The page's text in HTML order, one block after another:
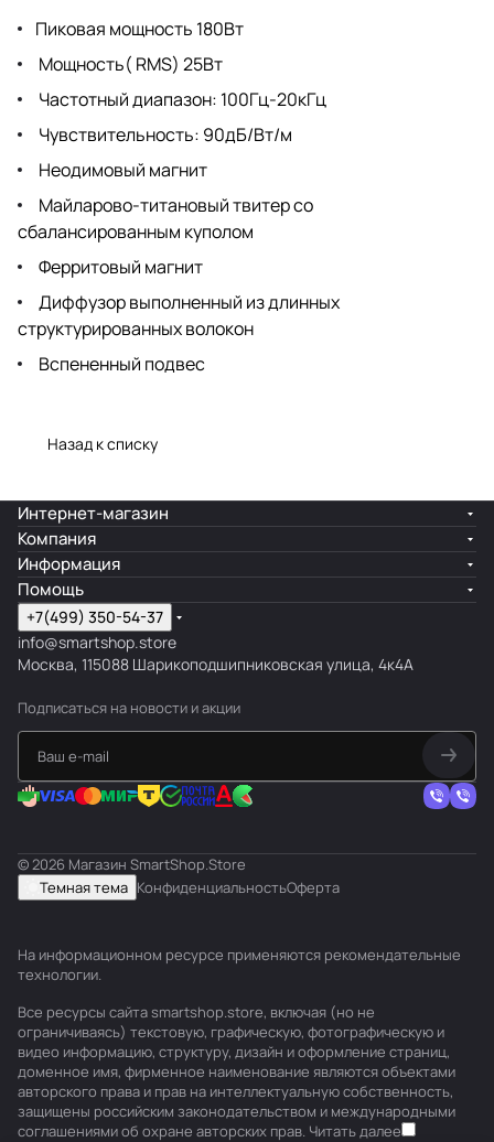
Пиковая мощность 180Bт
Мощность( RMS) 25Bт
Частотный диапазон: 100Гц-20кГц
Чувствительность: 90дБ/Bт/м
Неодимовый магнит
Майларово-титановый твитер со
сбалансированным куполом
Ферритовый магнит
Диффузор выполненный из длинных
структурированных волокон
Вспененный подвес
Назад к списку
Интернет-магазин
Компания
Информация
Помощь
+7(499) 350-54-37
info@smartshop.store
Москва, 115088 Шарикоподшипниковская улица, 4к4А
Подписаться на новости и акции
© 2026 Магазин SmartShop.Store
Темная тема КонфиденциальностьОферта
На информационном ресурсе применяются рекомендательные
технологии.
Все ресурсы сайта smartshop.store, включая (но не
ограничиваясь) текстовую, графическую, фотографическую и
видео информацию, структуру, дизайн и оформление страниц,
доменное имя, фирменное наименование являются объектами
авторского права и прав на интеллектуальную собственность,
защищены российским законодательством и международными
соглашениями об охране авторских прав. Читать далее